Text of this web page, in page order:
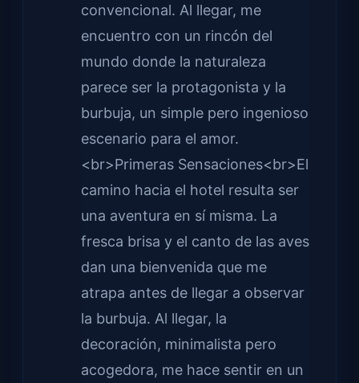
convencional. Al llegar, me
encuentro con un rincón del
mundo donde la naturaleza
parece ser la protagonista y la
burbuja, un simple pero ingenioso
escenario para el amor.
<br>Primeras Sensaciones<br>El
camino hacia el hotel resulta ser
una aventura en sí misma. La
fresca brisa y el canto de las aves
dan una bienvenida que me
atrapa antes de llegar a observar
la burbuja. Al llegar, la
decoración, minimalista pero
acogedora, me hace sentir en un